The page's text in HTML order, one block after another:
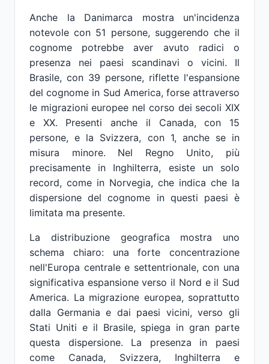
Anche la Danimarca mostra un'incidenza
notevole con 51 persone, suggerendo che il
cognome potrebbe aver avuto radici o
presenza nei paesi scandinavi o vicini. Il
Brasile, con 39 persone, riflette l'espansione
del cognome in Sud America, forse attraverso
le migrazioni europee nel corso dei secoli XIX
e XX. Presenti anche il Canada, con 15
persone, e la Svizzera, con 1, anche se in
misura minore. Nel Regno Unito, più
precisamente in Inghilterra, esiste un solo
record, come in Norvegia, che indica che la
dispersione del cognome in questi paesi è
limitata ma presente.
La distribuzione geografica mostra uno
schema chiaro: una forte concentrazione
nell'Europa centrale e settentrionale, con una
significativa espansione verso il Nord e il Sud
America. La migrazione europea, soprattutto
dalla Germania e dai paesi vicini, verso gli
Stati Uniti e il Brasile, spiega in gran parte
questa dispersione. La presenza in paesi
come Canada, Svizzera, Inghilterra e